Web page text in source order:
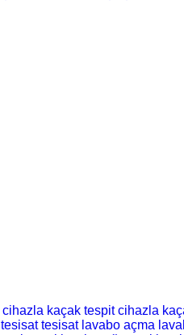
cihazla kaçak tespit cihazla
tesisat tesisat lavabo açma